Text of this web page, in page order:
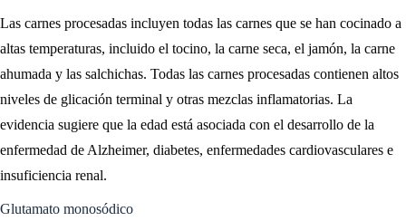
Las carnes procesadas incluyen todas las carnes que se han cocinado a
altas temperaturas, incluido el tocino, la carne seca, el jamón, la carne
ahumada y las salchichas. Todas las carnes procesadas contienen altos
niveles de glicación terminal y otras mezclas inflamatorias. La
evidencia sugiere que la edad está asociada con el desarrollo de la
enfermedad de Alzheimer, diabetes, enfermedades cardiovasculares e
insuficiencia renal.
Glutamato monosódico